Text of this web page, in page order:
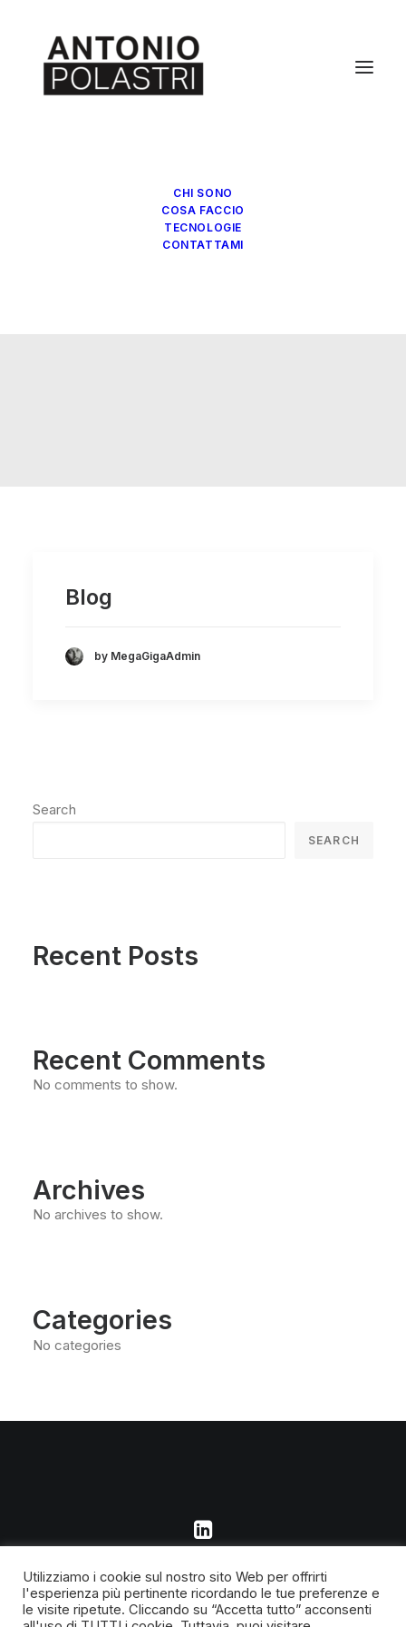
CHI SONO
COSA FACCIO
TECNOLOGIE
CONTATTAMI
Blog
by MegaGigaAdmin
Search
SEARCH
Recent Posts
Recent Comments
No comments to show.
Archives
No archives to show.
Categories
No categories
antoniopolastri ©2023- All right reserved – piva 03593740362
Utilizziamo i cookie sul nostro sito Web per offrirti
l'esperienza più pertinente ricordando le tue preferenze e
le visite ripetute. Cliccando su “Accetta tutto” acconsenti